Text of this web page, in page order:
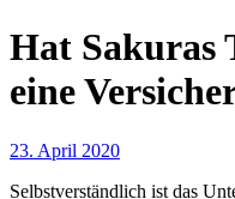
Hat Sakuras
eine
23. April 2020
Selbstverständlich ist das